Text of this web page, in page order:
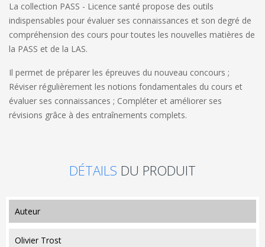
La collection PASS - Licence santé propose des outils
indispensables pour évaluer ses connaissances et son degré de
compréhension des cours pour toutes les nouvelles matières de
la PASS et de la LAS.
Il permet de préparer les épreuves du nouveau concours ;
Réviser régulièrement les notions fondamentales du cours et
évaluer ses connaissances ; Compléter et améliorer ses
révisions grâce à des entraînements complets.
DÉTAILS DU PRODUIT
auteur
Olivier Trost